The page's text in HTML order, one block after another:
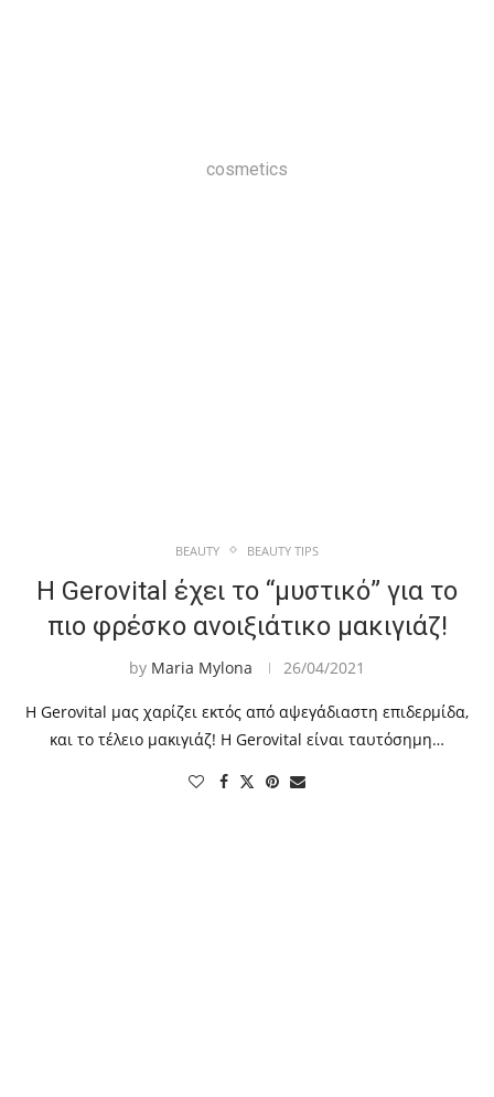
cosmetics
BEAUTY BEAUTY TIPS
H Gerovital έχει το “μυστικό” για το
πιο φρέσκο ανοιξιάτικο μακιγιάζ!
by Maria Mylona 26/04/2021
H Gerovital μας χαρίζει εκτός από αψεγάδιαστη επιδερμίδα,
και το τέλειο μακιγιάζ! Η Gerovital είναι ταυτόσημη…